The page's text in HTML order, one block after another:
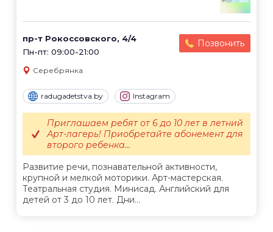
пр-т Рокоссовского, 4/4
Пн-пт: 09:00-21:00
Позвонить
Серебрянка
radugadetstva.by Instagram
Развитие речи, познавательной активности,
крупной и мелкой моторики. Арт-мастерская.
Театральная студия. Минисад. Английский для
детей от 3 до 10 лет. Дни...
Приглашаем ребят от 6 до 10 лет в летний
Арт-лагерь! Приобретайте абонемент для
второго ребенка...